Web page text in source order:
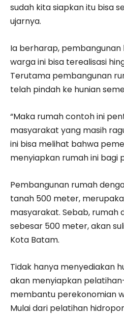
sudah kita siapkan itu bisa
ujarnya.
Ia berharap,
warga ini bisa terealisasi
Terutama pembangunan
telah pindah ke hunian
“Maka rumah contoh ini
masyarakat yang masih
ini bisa melihat bahwa
menyiapkan rumah ini bagi
Pembangunan rumah
tanah 500 meter,
masyarakat. Sebab, rumah
sebesar 500 meter, akan
Kota Batam.
Tidak hanya menyediakan
akan menyiapkan
membantu perekonomian
Mulai dari pelatihan